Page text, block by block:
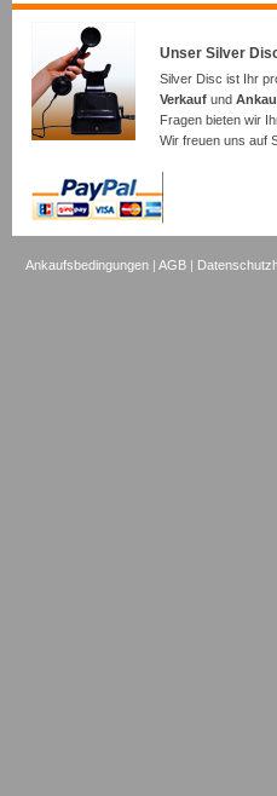
Unser Silver
Silver Disc ist Ihr
Verkauf und
Fragen bieten wir
Wir freuen uns auf
Ankaufsbedingungen |AGB |